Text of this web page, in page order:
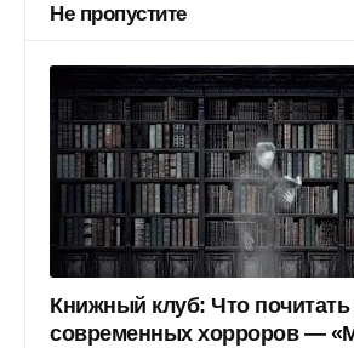
Не пропустите
Книжный клуб: Что почитать
современных хорроров —